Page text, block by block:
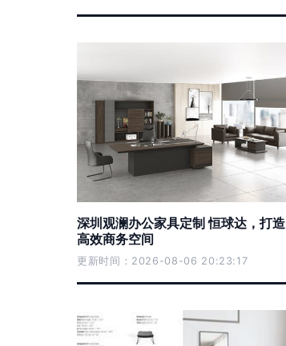
深圳观澜办公家具定制 恒球达，打造
高效商务空间
更新时间：2026-08-06 20:23:17